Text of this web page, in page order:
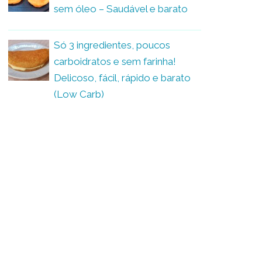
sem óleo – Saudável e barato
Só 3 ingredientes, poucos
carboidratos e sem farinha!
Delicoso, fácil, rápido e barato
(Low Carb)